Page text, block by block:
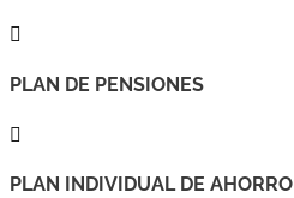

PLAN DE PENSIONES

PLAN INDIVIDUAL DE AHORRO